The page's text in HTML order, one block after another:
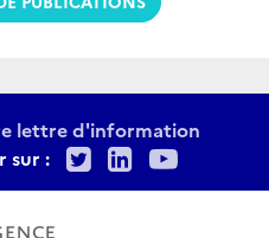
lettre d'information
sur :
TwitterLinkedIn